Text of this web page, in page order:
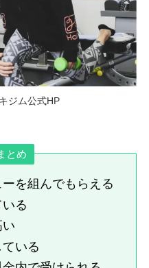
ジム公式HP
とめ
を組んでもらえる
る
い
いる